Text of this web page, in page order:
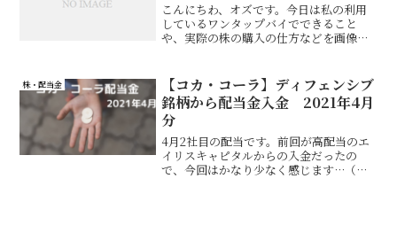
こんにちわ、オズです。今日は私の利用
しているワンタップバイでできること
や、実際の株の購入の仕方などを画像を
株・配当金
【コカ・コーラ】ディフェンシブ
銘柄から配当金入金 2021年4月
分
4月2社目の配当です。前回が高配当のエ
イリスキャピタルからの入金だったの
で、今回はかなり少なく感じます…（ま